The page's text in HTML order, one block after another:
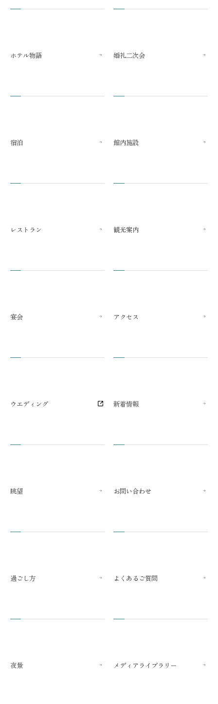
ホテル物語
宿泊
レストラン
宴会
ウエディング
眺望
過ごし方
夜景
婚礼二次会
館内施設
観光案内
アクセス
新着情報
お問い合わせ
よくあるご質問
メディアライブラリー